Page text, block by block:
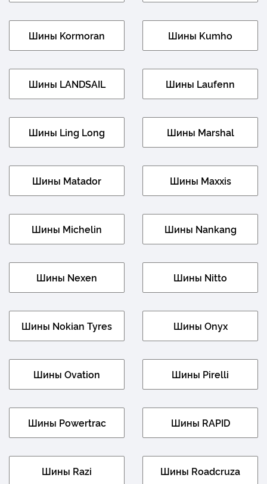
Шины Kormoran Шины Kumho
Шины LANDSAIL Шины Laufenn
Шины Ling Long Шины Marshal
Шины Matador Шины Maxxis
Шины Michelin Шины Nankang
Шины Nexen Шины Nitto
Шины Nokian Tyres Шины Onyx
Шины Ovation Шины Pirelli
Шины Powertrac Шины RAPID
Шины Razi Шины Roadcruza